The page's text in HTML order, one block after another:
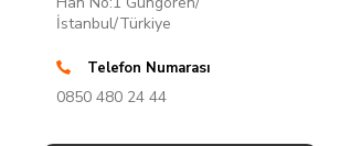
İstanbul/Türkiye
Telefon Numarası
0850 480 24 44